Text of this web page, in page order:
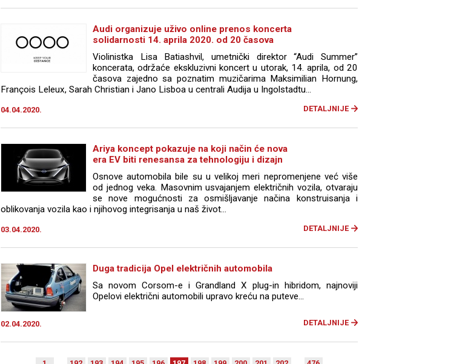
Audi organizuje uživo online prenos koncerta
solidarnosti 14. aprila 2020. od 20 časova
Violinistka Lisa Batiashvil, umetnički direktor “Audi Summer”
koncerata, održaće ekskluzivni koncert u utorak, 14. aprila, od 20
časova zajedno sa poznatim muzičarima Maksimilian Hornung,
François Leleux, Sarah Christian i Jano Lisboa u centrali Audija u Ingolstadtu...
04.04.2020. DETALJNIJE
Ariya koncept pokazuje na koji način će nova
era EV biti renesansa za tehnologiju i dizajn
Osnove automobila bile su u velikoj meri nepromenjene već više
od jednog veka. Masovnim usvajanjem električnih vozila, otvaraju
se nove mogućnosti za osmišljavanje načina konstruisanja i
oblikovanja vozila kao i njihovog integrisanja u naš život...
03.04.2020. DETALJNIJE
Duga tradicija Opel električnih automobila
Sa novom Corsom-e i Grandland X plug-in hibridom, najnoviji
Opelovi električni automobili upravo kreću na puteve...
02.04.2020. DETALJNIJE